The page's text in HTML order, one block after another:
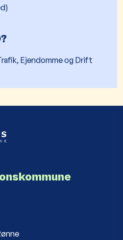
Ejendomme og Drift